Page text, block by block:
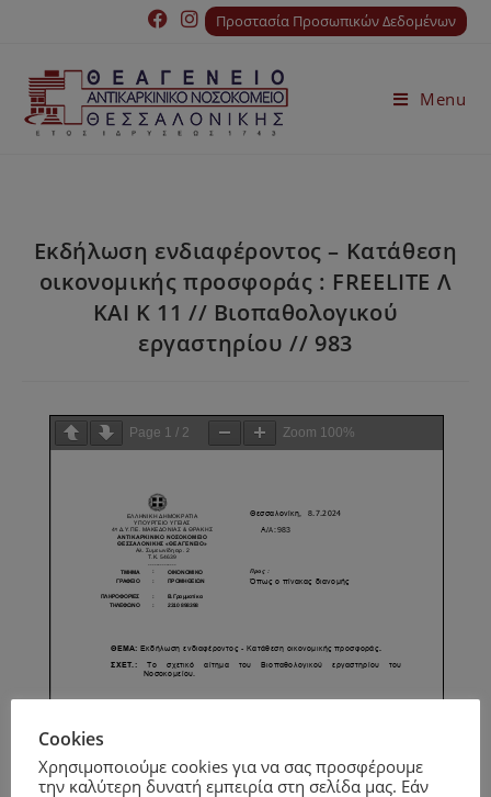
Προστασία Προσωπικών Δεδομένων
Menu
Εκδήλωση ενδιαφέροντος – Κατάθεση
οικονομικής προσφοράς : FREELITE Λ
ΚΑΙ Κ 11 // Βιοπαθολογικού
εργαστηρίου // 983
Page 1 / 2 Zoom 100%
Cookies
Χρησιμοποιούμε cookies για να σας προσφέρουμε
την καλύτερη δυνατή εμπειρία στη σελίδα μας. Εάν